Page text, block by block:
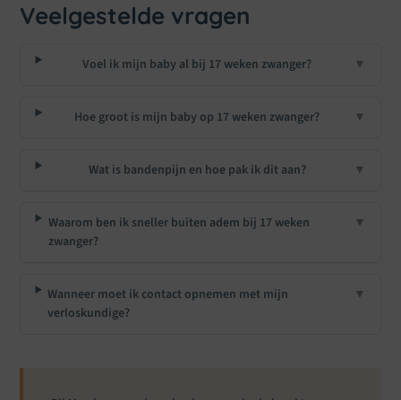
Veelgestelde vragen
Voel ik mijn baby al bij 17 weken zwanger? ▼
Hoe groot is mijn baby op 17 weken zwanger? ▼
Wat is bandenpijn en hoe pak ik dit aan? ▼
Waarom ben ik sneller buiten adem bij 17 weken
zwanger?
▼
Wanneer moet ik contact opnemen met mijn
verloskundige?
▼